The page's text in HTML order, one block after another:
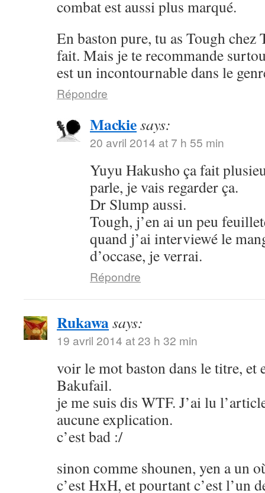
combat est aussi plus marqué.
En baston pure, tu as Tough chez
fait. Mais je te recommande
est un incontournable dans le
Répondre
Mackiesays:
20 avril 2014 at 7 h 55 min
Yuyu Hakusho ça fait
parle, je vais regarder ça.
Dr Slump aussi.
Tough, j’en ai un peu
quand j’ai interviewé le
d’occase, je verrai.
Répondre
Rukawasays:
19 avril 2014 at 23 h 32 min
voir le mot baston dans le titre, et
Bakufail.
je me suis dis WTF. J’ai lu
aucune explication.
c’est bad :/
sinon comme shounen, yen a un
c’est HxH, et pourtant c’est l’un